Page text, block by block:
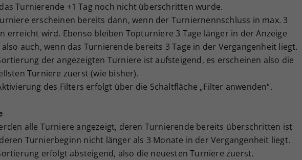
Turnierende +1 Tag noch nicht überschritten wurde.
erscheinen bereits dann, wenn der Turniernennschluss in max. 3
erreicht wird. Ebenso bleiben Topturniere 3 Tage länger in der Anzeige
auch, wenn das Turnierende bereits 3 Tage in der Vergangenheit liegt.
der angezeigten Turniere ist aufsteigend, es erscheinen also die
Turniere zuerst (wie bisher).
des Filters erfolgt über die Schaltfläche „Filter anwenden“.
alle Turniere angezeigt, deren Turnierende bereits überschritten ist
Turnierbeginn nicht länger als 3 Monate in der Vergangenheit liegt.
erfolgt absteigend, also die neuesten Turniere zuerst.